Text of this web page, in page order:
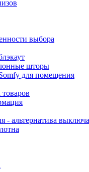
выбора
шторы
для помещения
товаров
- альтернатива